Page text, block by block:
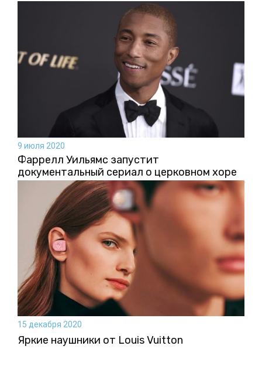
9 июля 2020
Фаррелл Уильямс запустит
документальный сериал о церковном хоре
15 декабря 2020
Яркие наушники от Louis Vuitton